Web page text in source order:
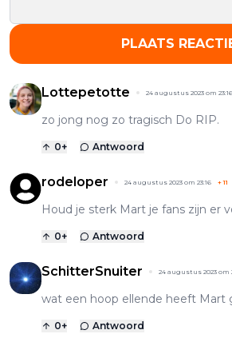
PLAATS
Lottepetotte 24 augustus 2023 om 23:16
zo jong nog zo tragisch Do RIP.
0+ Antwoord
rodeloper 24 augustus 2023 om 23:16 +11
Houd je sterk Mart je fans zijn er
0+ Antwoord
SchitterSnuiter 24 augustus 2023 om
wat een hoop ellende heeft Mart
0+ Antwoord